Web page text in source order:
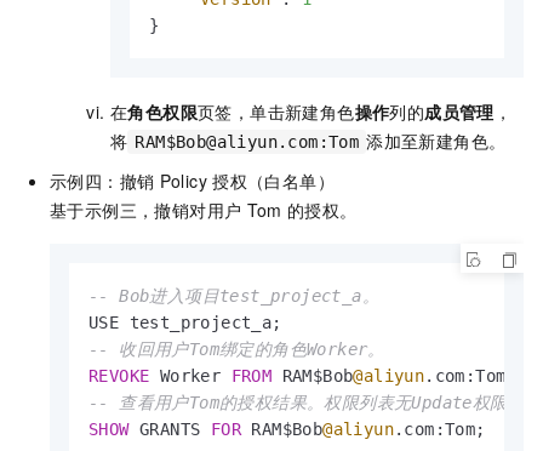
}
在角色权限页签，单击新建角色操作列的成员管理 ，
将 RAM$Bob@aliyun.com:Tom 添加至新建角色。
示例四：撤销 Policy 授权（白名单）
基于示例三，撤销对用户 Tom 的授权。
-- Bob进入项目test_project_a。
-- 收回用户Tom绑定的角色Worker。
REVOKE Worker FROM RAM$Bob@aliyun
-- 查看用户Tom的授权结果。权限列表无Update权限信
SHOW GRANTS FOR RAM$Bob@aliyun.com:Tom;